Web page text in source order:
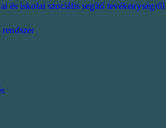
és iskolai szociális segítő tevékenységről